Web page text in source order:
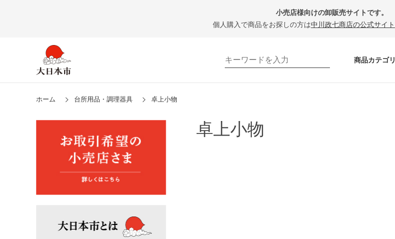
小売店様向けの卸販売サイトです。
個人購入で商品をお探しの方は中川政七商店の公式サイト
商品カテゴリ
ホーム 台所用品・調理器具 卓上小物
卓上小物